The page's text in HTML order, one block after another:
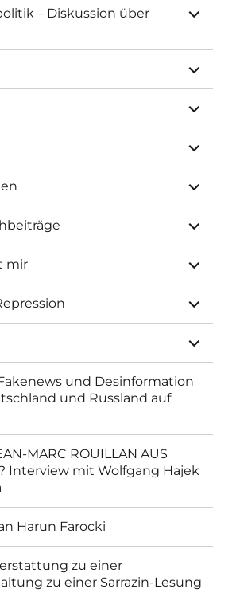
– Diskussion über
anzeigen
anzeigen
anzeigen
anzeigen
anzeigen
anzeigen
mir
anzeigen
anzeigen
anzeigen
und Desinformation
und Russland auf
MARC ROUILLAN AUS
Interview mit Wolfgang Hajek
Harun Farocki
zu einer
zu einer Sarrazin-Lesung